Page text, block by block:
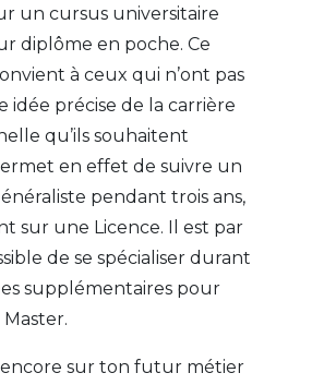
un cursus universitaire
diplôme en poche. Ce
à ceux qui n’ont pas
idée précise de la carrière
qu’ils souhaitent
en effet de suivre un
pendant trois ans,
sur une Licence. Il est par
de se spécialiser durant
supplémentaires pour
encore sur ton futur métier